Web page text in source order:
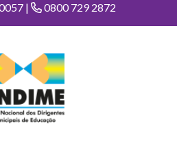
|
0800 729 2872